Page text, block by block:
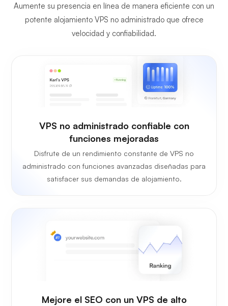
Aumente su presencia en línea de manera eficiente con un
potente alojamiento VPS no administrado que ofrece
velocidad y confiabilidad.
VPS no administrado confiable con
funciones mejoradas
Disfrute de un rendimiento constante de VPS no
administrado con funciones avanzadas diseñadas para
satisfacer sus demandas de alojamiento.
Mejore el SEO con un VPS de alto